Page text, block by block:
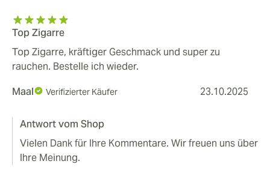
Top Zigarre
Top Zigarre, kräftiger Geschmack und super zu
rauchen. Bestelle ich wieder.
Maal
Verifizierter Käufer 23.10.2025
Antwort vom Shop
Vielen Dank für Ihre Kommentare. Wir freuen uns über
Ihre Meinung.